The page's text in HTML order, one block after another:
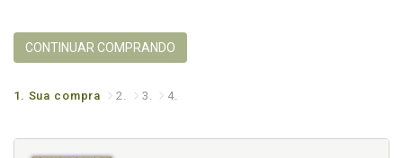
CONTINUAR COMPRANDO
1. Sua compra 2. 3. 4.